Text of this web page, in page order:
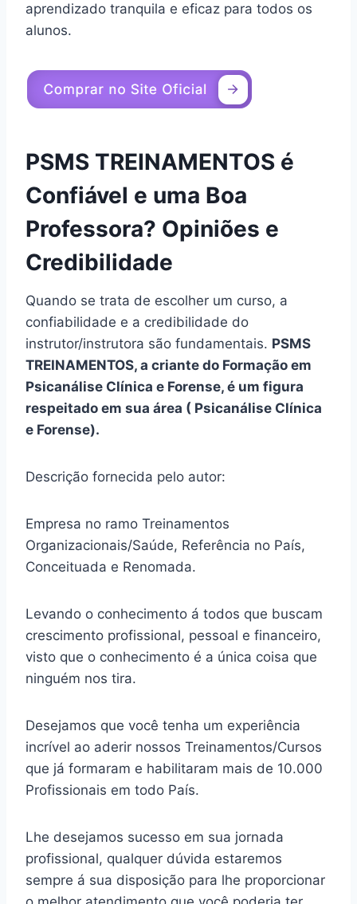
aprendizado tranquila e eficaz para todos os
alunos.
PSMS TREINAMENTOS é
Confiável e uma Boa
Professora? Opiniões e
Credibilidade
Quando se trata de escolher um curso, a
confiabilidade e a credibilidade do
instrutor/instrutora são fundamentais. PSMS
TREINAMENTOS, a criante do Formação em
Psicanálise Clínica e Forense, é um figura
respeitado em sua área ( Psicanálise Clínica
e Forense).
Descrição fornecida pelo autor:
Empresa no ramo Treinamentos
Organizacionais/Saúde, Referência no País,
Conceituada e Renomada.
Levando o conhecimento á todos que buscam
crescimento profissional, pessoal e financeiro,
visto que o conhecimento é a única coisa que
ninguém nos tira.
Desejamos que você tenha um experiência
incrível ao aderir nossos Treinamentos/Cursos
que já formaram e habilitaram mais de 10.000
Profissionais em todo País.
Lhe desejamos sucesso em sua jornada
profissional, qualquer dúvida estaremos
sempre á sua disposição para lhe proporcionar